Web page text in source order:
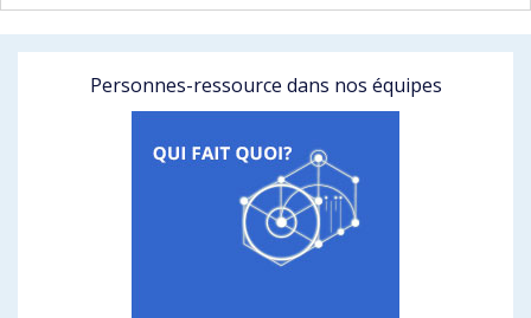
Personnes-ressource dans nos équipes